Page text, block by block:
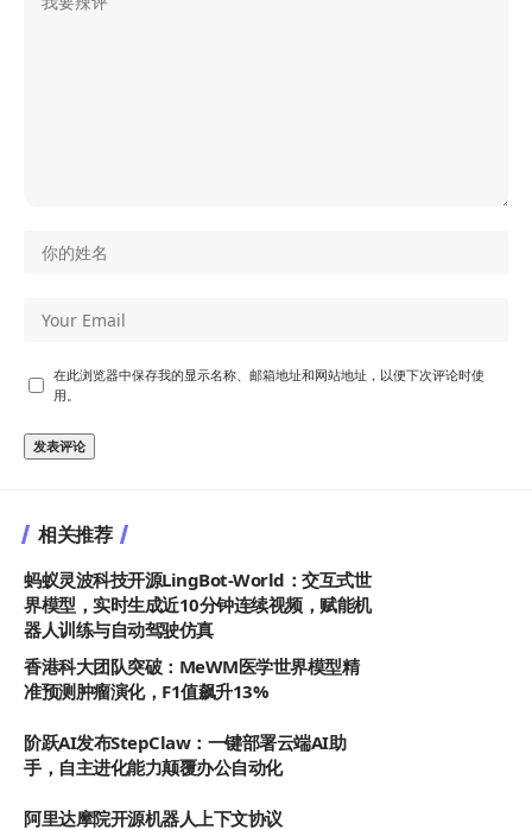
在此浏览器中保存我的显示名称、邮箱地址和网站地址，以便下次评论时使
用。
相关推荐
蚂蚁灵波科技开源LingBot-World：交互式世
界模型，实时生成近10分钟连续视频，赋能机
器人训练与自动驾驶仿真
香港科大团队突破：MeWM医学世界模型精
准预测肿瘤演化，F1值飙升13%
阶跃AI发布StepClaw：一键部署云端AI助
手，自主进化能力颠覆办公自动化
阿里达摩院开源机器人上下文协议